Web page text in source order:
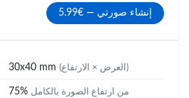
إنشاء صورتي — €5.99
30x40 mm (العرض × الارتفاع)
75% من ارتفاع الصورة بالكامل